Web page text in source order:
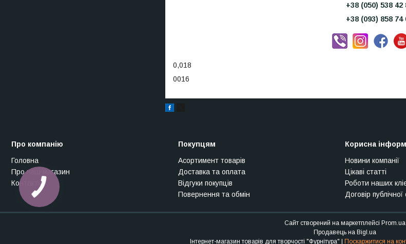
+38 (050) 538 42
+38 (093) 858 74
0,018
0016
Про компанію
Головна
Про наш магазин
Контакти
Покупцям
Асортимент товарів
Доставка та оплата
Відгуки покупців
Повернення та обмін
Корисна
Новини компанії
Цікаві статті
Роботи наших
Договір
Сайт створений на маркетплейсі Prom.ua
Продавець на Bigl.ua
Інтернет-магазин товарів для творчості "Фурнітура" | Поскаржитися на